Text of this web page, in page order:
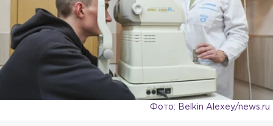
Фото: Belkin Alexey/news.ru